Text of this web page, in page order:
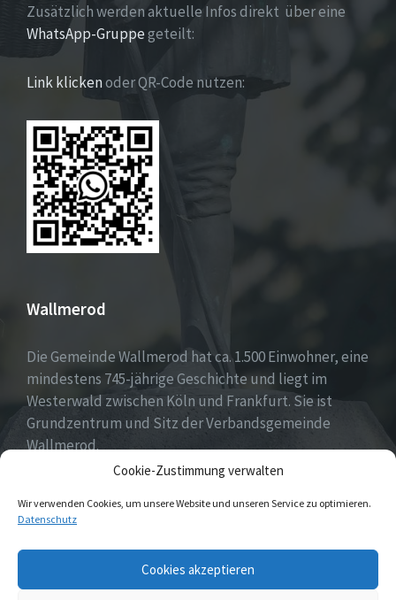
Cookie-Zustimmung verwalten
Wir verwenden Cookies, um unsere Website und unseren Service zu optimieren.
Datenschutz
Cookies akzeptieren
Zusätzlich werden aktuelle Infos direkt über eine
WhatsApp-Gruppegeteilt:
Link klickenoder QR-Code nutzen:
Wallmerod
Die Gemeinde Wallmerod hat ca. 1.500 Einwohner, eine
mindestens 745-jährige Geschichte und liegt im
Westerwald zwischen Köln und Frankfurt. Sie ist
Grundzentrum und Sitz der Verbandsgemeinde
Wallmerod.